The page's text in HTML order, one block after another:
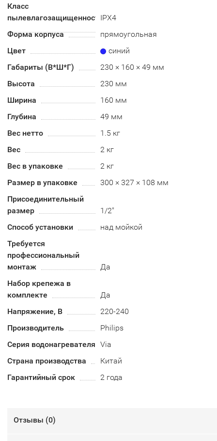
Класс
пылевлагозащищенностиIPX4
Форма корпуса
прямоугольная
Цвет
синий
Габариты (В*Ш*Г)
230 × 160 × 49 мм
Высота
230 мм
Ширина
160 мм
Глубина
49 мм
Вес нетто
1.5 кг
Вес
2 кг
Вес в упаковке
2 кг
Размер в упаковке
300 × 327 × 108 мм
Присоединительный
размер
1/2"
Способ установки
над мойкой
Требуется
профессиональный
монтаж
Да
Набор крепежа в
комплекте
Да
Напряжение, В
220-240
Производитель
Philips
Серия водонагревателя Via
Страна производства
Китай
Гарантийный срок
2 года
Отзывы (0)